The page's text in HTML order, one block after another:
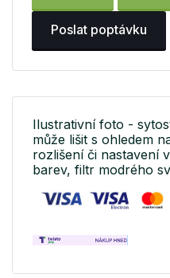
Poslat poptávku
Ilustrativní foto -
může lišit s ohledem
rozlišení či nastavení
barev, filtr modrého